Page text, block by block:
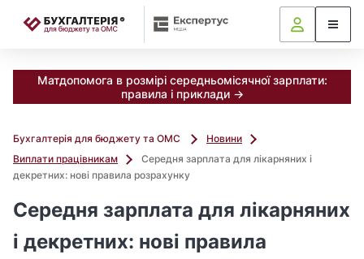
Матдопомога в розмірі середньомісячної зарплати:
правила і приклади →
Бухгалтерія для бюджету та ОМС
Новини
Виплати працівникам
Середня зарплата для лікарняних і
декретних: нові правила розрахунку
Середня зарплата для лікарняних
і декретних: нові правила